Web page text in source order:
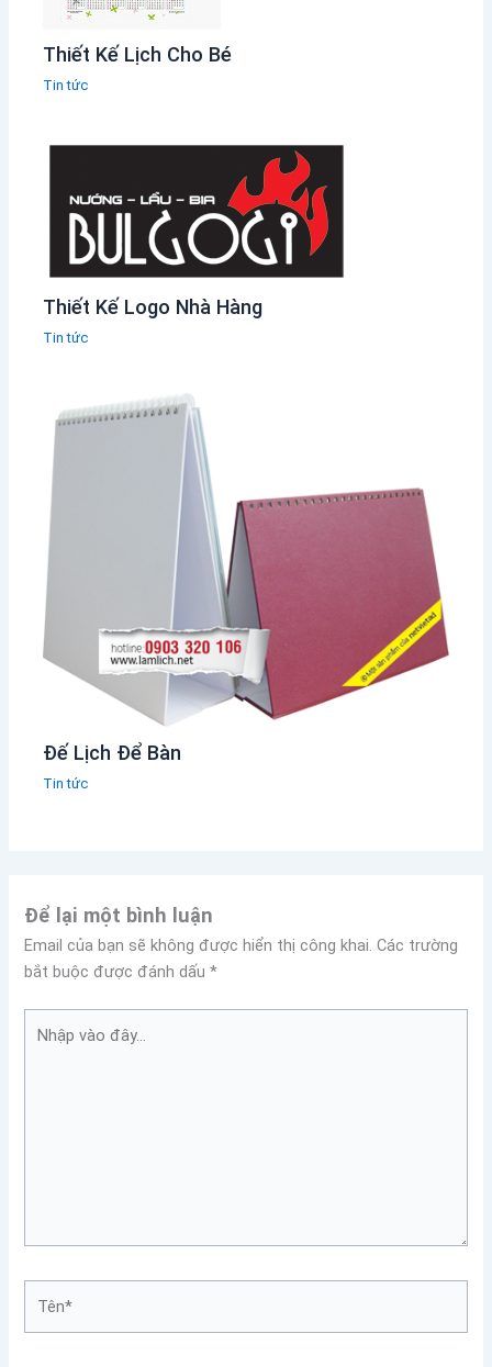
Thiết Kế Lịch Cho Bé
Tin tức
Thiết Kế Logo Nhà Hàng
Tin tức
Đế Lịch Để Bàn
Tin tức
Để lại một bình luận
Email của bạn sẽ không được hiển thị công khai. Các trường
bắt buộc được đánh dấu*
vào